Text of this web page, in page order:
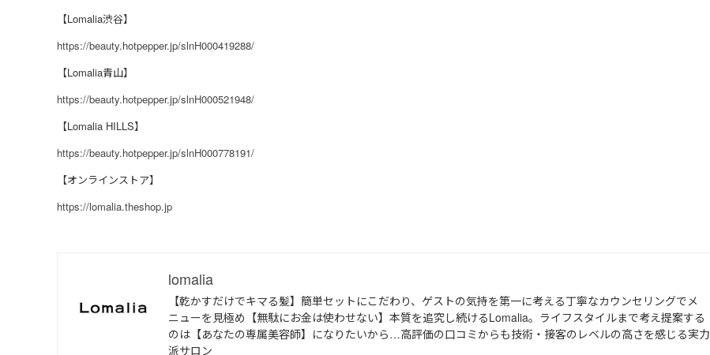
【Lomalia渋谷】
https://beauty.hotpepper.jp/slnH000419288/
【Lomalia青山】
https://beauty.hotpepper.jp/slnH000521948/
【Lomalia HILLS】
https://beauty.hotpepper.jp/slnH000778191/
【オンラインストア】
https://lomalia.theshop.jp
lomalia
【乾かすだけでキマる髪】簡単セットにこだわり、ゲストの気持を第一に考える丁寧なカウンセリングでメ
ニューを見極め【無駄にお金は使わせない】本質を追究し続けるLomalia。ライフスタイルまで考え提案する
のは【あなたの専属美容師】になりたいから…高評価の口コミからも技術・接客のレベルの高さを感じる実力
派サロン